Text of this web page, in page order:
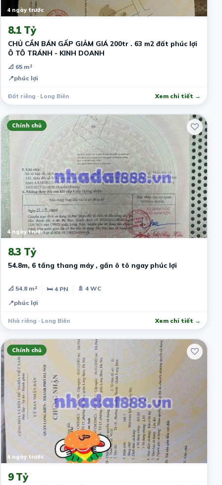
4 ngày trước
8.1 Tỷ
CHỦ CẦN BÁN GẤP GIẢM GIÁ 200tr . 63 m2 đất phúc lợi
Ô TÔ TRÁNH - KINH DOANH
📐 65 m²
📍phúc lợi
Đất riêng · Long Biên Xem chi tiết →
Chính chủ
4 ngày trước
8.3 Tỷ
54.8m, 6 tầng thang máy , gần ô tô ngay phúc lợi
📐 54.8 m² 🛏 4 PN
🚿 4 WC
📍phúc lợi
Nhà riêng · Long Biên Xem chi tiết →
Chính chủ
4 ngày trước
9 Tỷ